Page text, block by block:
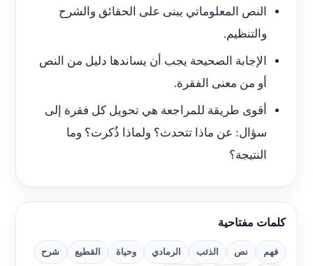
النص المعلوماتي يبنى على الحقائق والشرح
والتنظيم.
الإجابة الصحيحة يجب أن يساندها دليل من النص
أو من معنى الفقرة.
أقوى طريقة للمراجعة هي تحويل كل فقرة إلى
سؤال: عن ماذا تتحدث؟ ولماذا ذُكرت؟ وما
النتيجة؟
كلمات مفتاحية
فهم نص الذئب الرمادي وحياة القطيع شرح